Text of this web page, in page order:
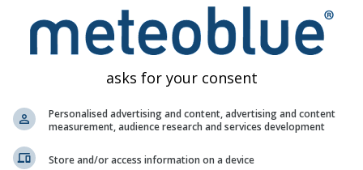
stabilizează valurile, în timp ce, cu vânturi onshore,
formarea valurilor este vântul
. Vântul creează mișcarea
continuă apoi să se împingă unele pe altele. Ca regulă
mai mari
capătă viteze diferite. Dacă valuri mai rapide ajung din
valuri „rogue”.
asks for your consent
Personalised advertising and content, advertising and content
measurement, audience research and services development
Store and/or access information on a device